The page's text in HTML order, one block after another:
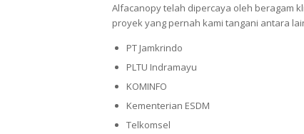
Alfacanopy telah dipercaya oleh beragam
proyek yang pernah kami tangani antara
PT Jamkrindo
PLTU Indramayu
KOMINFO
Kementerian ESDM
Telkomsel